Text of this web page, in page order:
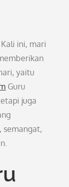
ini, mari
yaitu
Guru
juga
semangat,